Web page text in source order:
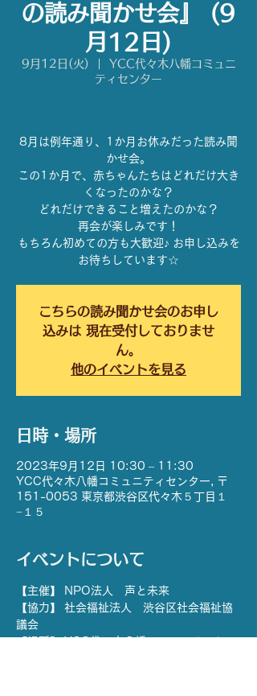
の読み聞かせ会』 (9
月12日)
9月12日(火)
YCC代々木八幡コミュニ
ティセンター
8月は例年通り、1か月お休みだった読み聞
かせ会。
この1か月で、赤ちゃんたちはどれだけ大き
くなったのかな？
どれだけできること増えたのかな？
再会が楽しみです！
もちろん初めての方も大歓迎♪ お申し込みを
お待ちしています☆
こちらの読み聞かせ会のお申し
込みは 現在受付しておりませ
ん。
他のイベントを見る
日時・場所
2023年9月12日 10:30 – 11:30
YCC代々木八幡コミュニティセンター, 〒
151-0053 東京都渋谷区代々木５丁目１
−１５
イベントについて
【主催】 NPO法人　声と未来
【協力】 社会福祉法人　渋谷区社会福祉協
議会